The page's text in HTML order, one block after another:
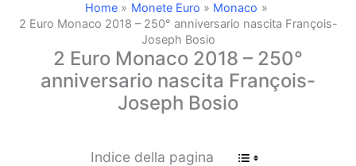
Home Monete Euro
Monaco
2 Euro Monaco 2018 – 250° anniversario nascita François-
Joseph Bosio
2 Euro Monaco 2018 – 250°
anniversario nascita François-
Joseph Bosio
Indice della pagina